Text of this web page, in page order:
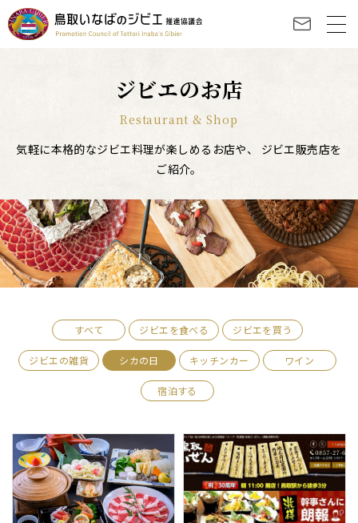
ジビエのお店
Restaurant & Shop
気軽に本格的なジビエ料理が楽しめるお店や、 ジビエ販売店を
ご紹介。
すべて ジビエを食べる ジビエを買う
ジビエの雑貨 シカの日 キッチンカー ワイン
宿泊する